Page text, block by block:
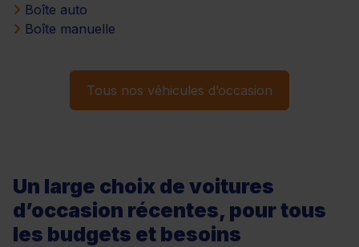
Boîte auto
Boîte manuelle
Tous nos véhicules d’occasion
Un large choix de voitures
d’occasion récentes, pour tous
les budgets et besoins